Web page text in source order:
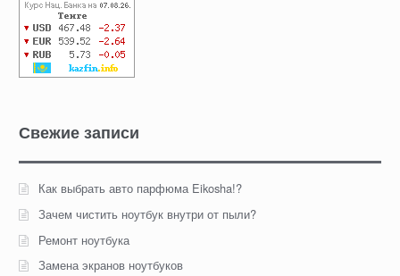
Свежие записи
Как выбрать авто парфюма Eikosha!?
Зачем чистить ноутбук внутри от пыли?
Ремонт ноутбука
Замена экранов ноутбуков